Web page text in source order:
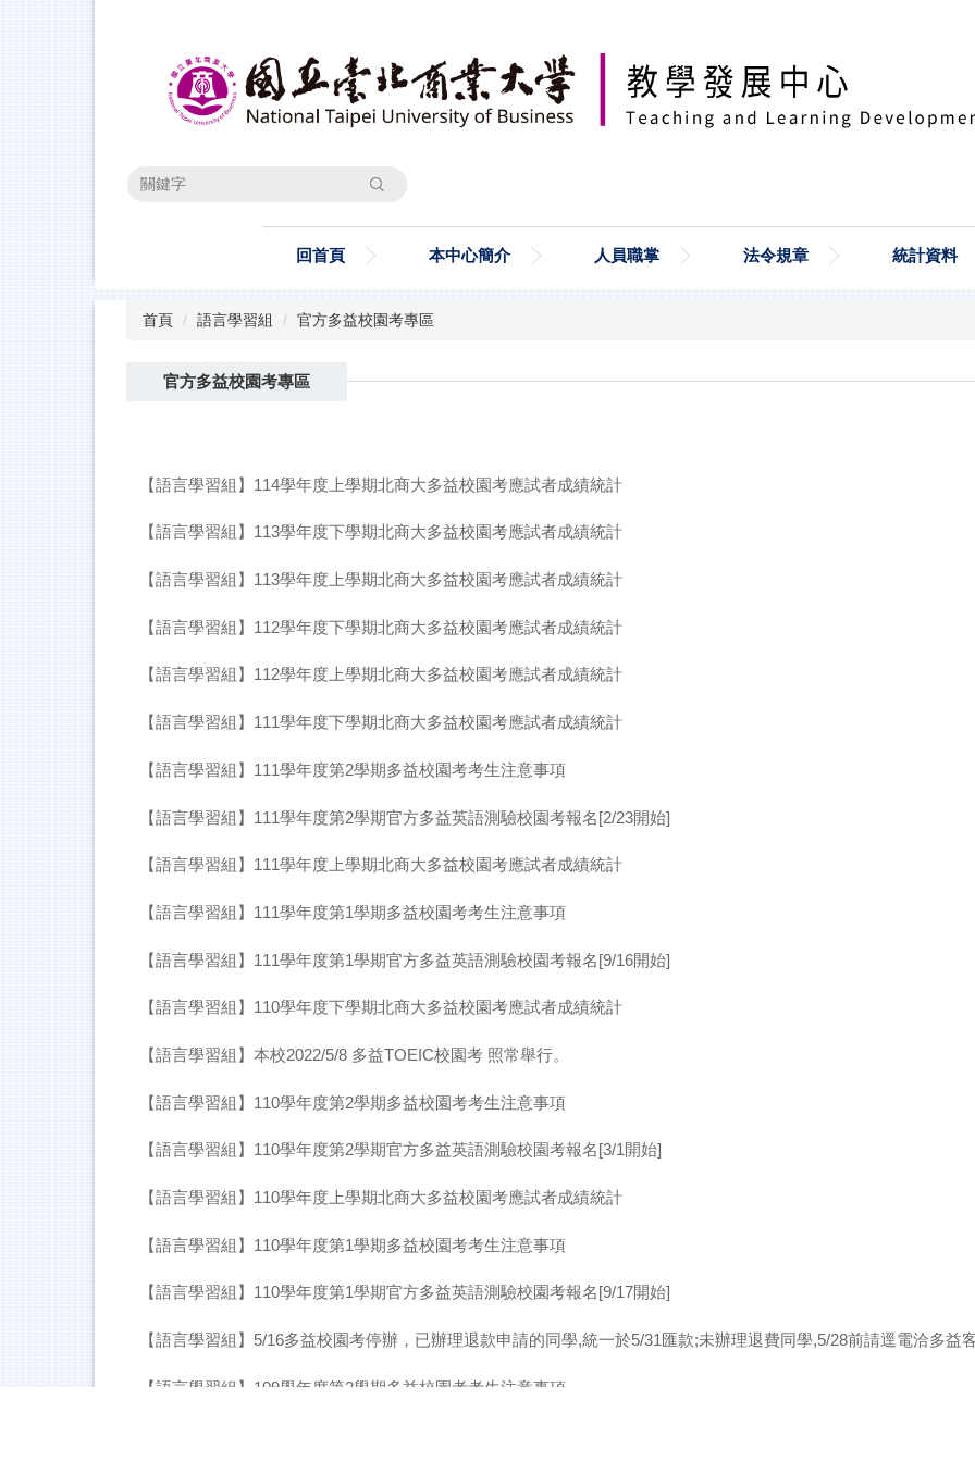
搜尋
回首頁 本中心簡介 人員職掌 法令規章 統計資料
首頁 語言學習組 官方多益校園考專區
官方多益校園考專區
【語言學習組】114學年度上學期北商大多益校園考應試者成績統計
【語言學習組】113學年度下學期北商大多益校園考應試者成績統計
【語言學習組】113學年度上學期北商大多益校園考應試者成績統計
【語言學習組】112學年度下學期北商大多益校園考應試者成績統計
【語言學習組】112學年度上學期北商大多益校園考應試者成績統計
【語言學習組】111學年度下學期北商大多益校園考應試者成績統計
【語言學習組】111學年度第2學期多益校園考考生注意事項
【語言學習組】111學年度第2學期官方多益英語測驗校園考報名[2/23開始]
【語言學習組】111學年度上學期北商大多益校園考應試者成績統計
【語言學習組】111學年度第1學期多益校園考考生注意事項
【語言學習組】111學年度第1學期官方多益英語測驗校園考報名[9/16開始]
【語言學習組】110學年度下學期北商大多益校園考應試者成績統計
【語言學習組】本校2022/5/8 多益TOEIC校園考 照常舉行。
【語言學習組】110學年度第2學期多益校園考考生注意事項
【語言學習組】110學年度第2學期官方多益英語測驗校園考報名[3/1開始]
【語言學習組】110學年度上學期北商大多益校園考應試者成績統計
【語言學習組】110學年度第1學期多益校園考考生注意事項
【語言學習組】110學年度第1學期官方多益英語測驗校園考報名[9/17開始]
【語言學習組】5/16多益校園考停辦，已辦理退款申請的同學,統一於5/31匯款;未辦理退費同學,5/28前請逕電洽多益
【語言學習組】109學年度第2學期多益校園考考生注意事項